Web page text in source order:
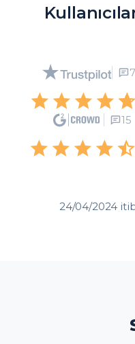
15
24/04/2024